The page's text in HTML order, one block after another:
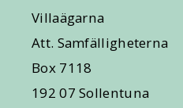
Villaägarna
Att. Samfälligheterna
Box 7118
192 07 Sollentuna